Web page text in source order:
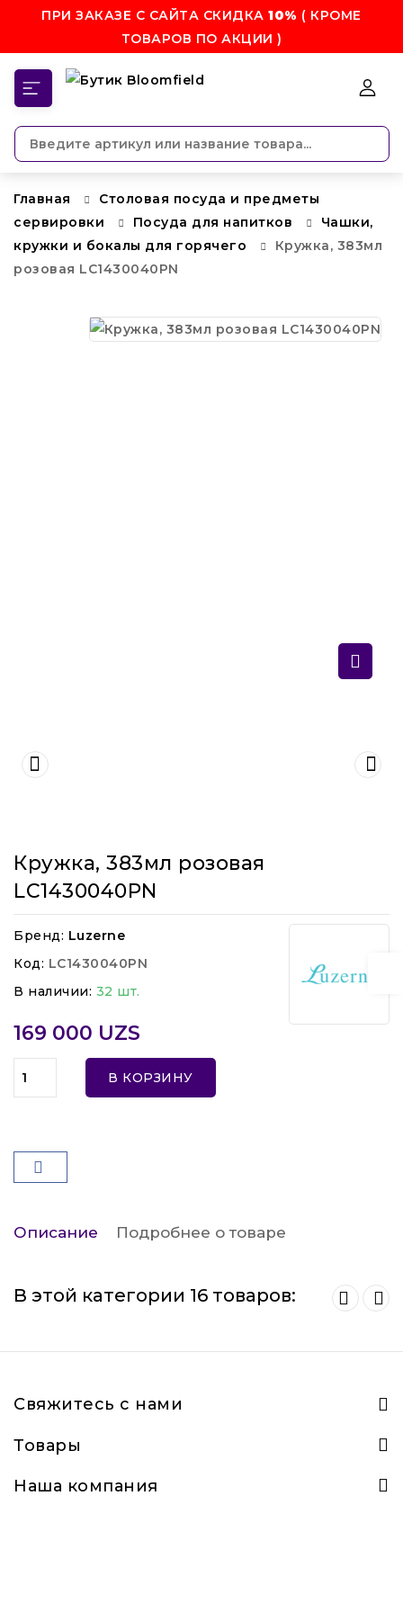
ПРИ ЗАКАЗЕ С САЙТА СКИДКА10% ( КРОМЕ
ТОВАРОВ ПО АКЦИИ )
Главная
Столовая посуда и предметы
сервировки
Посуда для напитков
Чашки,
кружки и бокалы для горячего
Кружка, 383мл
розовая LC1430040PN
Кружка, 383мл розовая
LC1430040PN
Бренд: Luzerne
Код: LC1430040PN
В наличии: 32 шт.
169 000 UZS
В КОРЗИНУ
Описание Подробнее о товаре
В этой категории 16 товаров:
Свяжитесь с нами
Товары
Наша компания